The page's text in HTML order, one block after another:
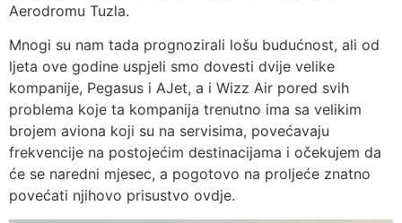
Aerodromu Tuzla.
Mnogi su nam tada prognozirali lošu budućnost, ali od
ljeta ove godine uspjeli smo dovesti dvije velike
kompanije, Pegasus i AJet, a i Wizz Air pored svih
problema koje ta kompanija trenutno ima sa velikim
brojem aviona koji su na servisima, povećavaju
frekvencije na postojećim destinacijama i očekujem da
će se naredni mjesec, a pogotovo na proljeće znatno
povećati njihovo prisustvo ovdje.